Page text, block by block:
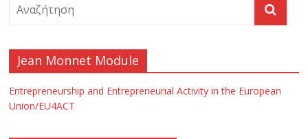
Jean Monnet Module
Entrepreneurship and Entrepreneurial Activity in the European
Union/EU4ACT